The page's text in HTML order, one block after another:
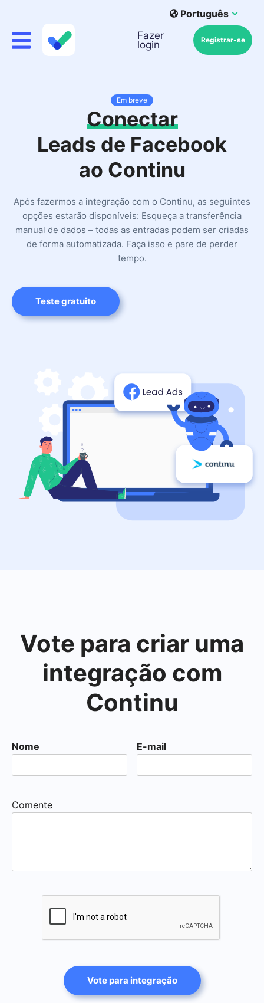
Português
Fazer
login
Registrar-se
Em breve
Conectar
Leads de Facebook
ao Continu
Após fazermos a integração com o Continu, as seguintes
opções estarão disponíveis: Esqueça a transferência
manual de dados – todas as entradas podem ser criadas
de forma automatizada. Faça isso e pare de perder
tempo.
Teste gratuito
Vote para criar uma
integração com
Continu
Nome E-mail
Comente
Vote para integração